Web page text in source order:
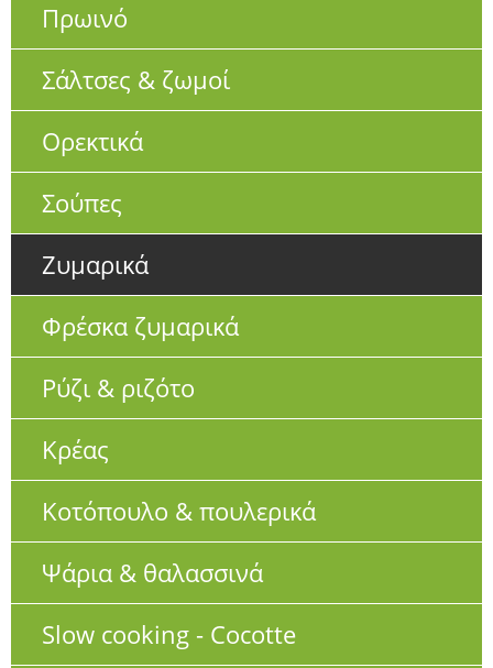
Πρωινό
Σάλτσες & ζωμοί
Ορεκτικά
Σούπες
Ζυμαρικά
Φρέσκα ζυμαρικά
Ρύζι & ριζότο
Κρέας
Κοτόπουλο & πουλερικά
Ψάρια & θαλασσινά
Slow cooking - Cocotte